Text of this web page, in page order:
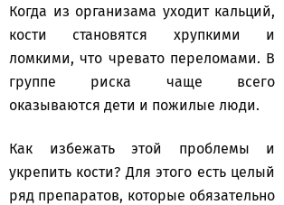
Когда из организама уходит кальций,
кости становятся хрупкими и
ломкими, что чревато переломами. В
группе риска чаще всего
оказываются дети и пожилые люди.
Как избежать этой проблемы и
укрепить кости? Для этого есть целый
ряд препаратов, которые обязательно